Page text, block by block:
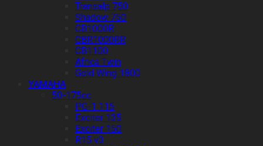
Transalp 750
Shadow 750
CB1000R
CBR1000RR
CB1100
Africa Twin
Gold Wing 1800
YAMAHA
50-175cc
PG-1 115
Exciter 135
Exciter 150
R15 v3